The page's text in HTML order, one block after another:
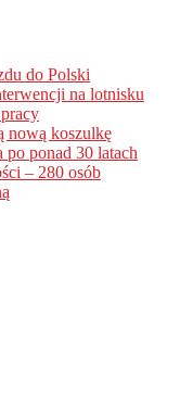
do Polski
na lotnisku
nową koszulkę
ponad 30 latach
– 280 osób